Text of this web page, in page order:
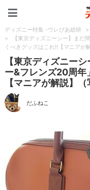
ディズニー特集 -ウレぴあ総研 >
>
【東京ディズニーシー】ま
くべきグッズはこれ!!【マニアが解
【東京ディズニー
ー&フレンズ20周年
【マニアが解説】（
だふねこ